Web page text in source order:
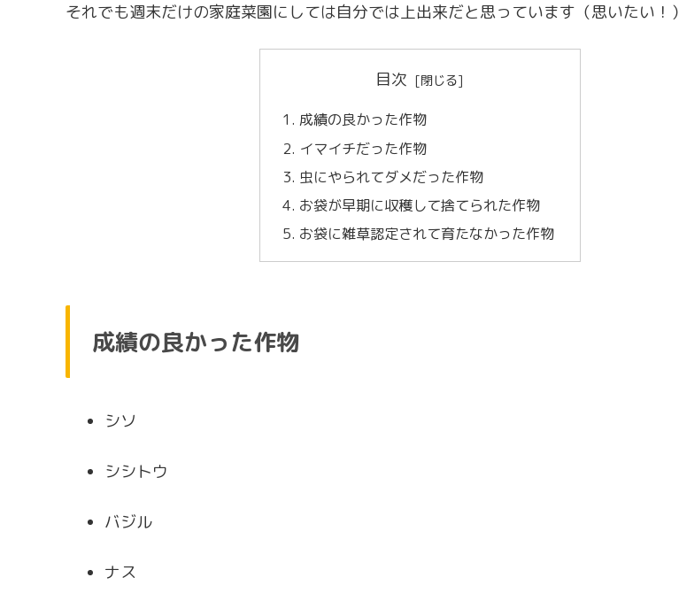
それでも週末だけの家庭菜園にしては自分では上出来だと思っています（思いたい！）
目次
成績の良かった作物
イマイチだった作物
虫にやられてダメだった作物
お袋が早期に収穫して捨てられた作物
お袋に雑草認定されて育たなかった作物
成績の良かった作物
シソ
シシトウ
バジル
ナス